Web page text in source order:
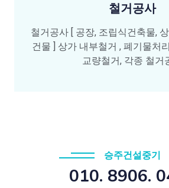
철거공사
철거공사 [ 공장, 조립식건축물,
건물 ] 상가 내부철거 , 폐기물처
교량철거, 각종 철거
승주건설중기
010. 8906.